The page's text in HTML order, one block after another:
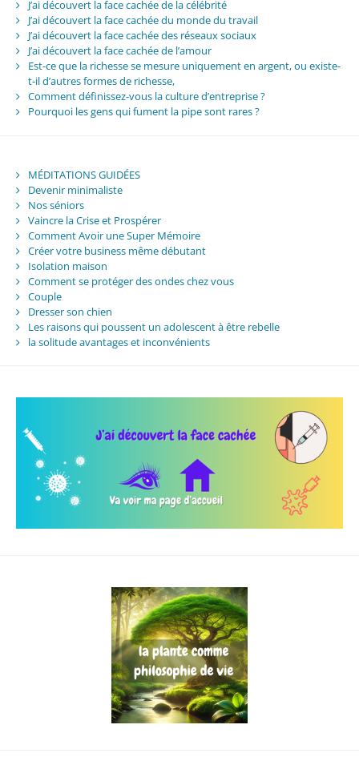
J’ai découvert la face cachée de la célébrité
J’ai découvert la face cachée du monde du travail
J’ai découvert la face cachée des réseaux sociaux
J’ai découvert la face cachée de l’amour
Est-ce que la richesse se mesure uniquement en argent, ou existe-
t-il d’autres formes de richesse,
Comment définissez-vous la culture d’entreprise ?
Pourquoi les gens qui fument la pipe sont rares ?
MÉDITATIONS GUIDÉES
Devenir minimaliste
Nos séniors
Vaincre la Crise et Prospérer
Comment Avoir une Super Mémoire
Créer votre business même débutant
Isolation maison
Comment se protéger des ondes chez vous
Couple
Dresser son chien
Les raisons qui poussent un adolescent à être rebelle
la solitude avantages et inconvénients